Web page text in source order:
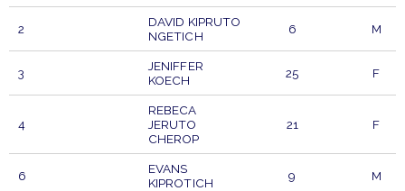
2
DAVID KIPRUTO
NGETICH
6 M
3
JENIFFER
KOECH
25 F
4
REBECA
JERUTO
CHEROP
21 F
6
EVANS
KIPROTICH
9 M